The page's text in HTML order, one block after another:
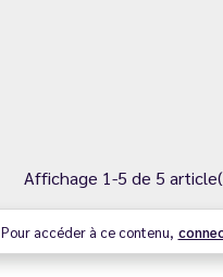
Affichage 1-5 de 5
Pour accéder à ce contenu,